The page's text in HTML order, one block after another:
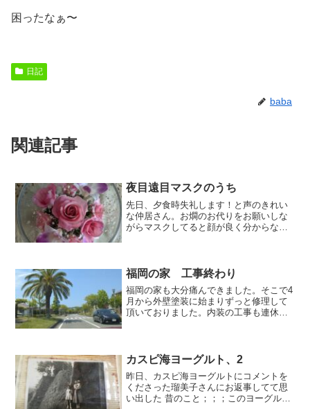
困ったなぁ〜
日記
baba
関連記事
夜目遠目マスクのうち
先日、夕食時失礼します！と声のきれい
な仲居さん。お燗のお代りをお願いしな
がらマスクしてると顔が良く分からない
へ行くにも マ...
福岡の家 工事終わり
福岡の家も大分痛んできました。そこで4
月から外壁塗装に始まりずっと修理して
頂いておりました。内装の工事も連休中
りましたが…私も 今回...
カスピ海ヨーグルト、2
昨日、カスピ海ヨーグルトにコメントを
くださった瑠美子さんにお返事してて思
い出した 昔のこと；；；このヨーグルト